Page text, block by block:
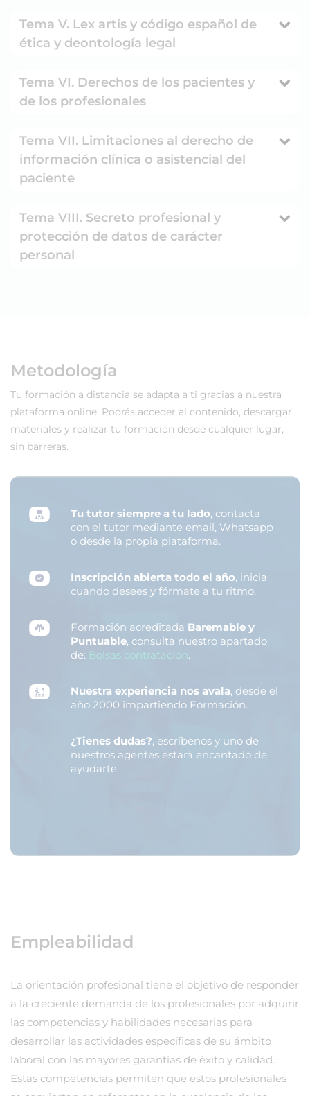
Tema V. Lex artis y código español de
ética y deontología legal
Tema VI. Derechos de los pacientes y
de los profesionales
Tema VII. Limitaciones al derecho de
información clínica o asistencial del
paciente
Tema VIII. Secreto profesional y
protección de datos de carácter
personal
Metodología
Tu formación a distancia se adapta a ti gracias a nuestra
plataforma online. Podrás acceder al contenido, descargar
materiales y realizar tu formación desde cualquier lugar,
sin barreras.
Tu tutor siempre a tu lado, contacta
con el tutor mediante email, Whatsapp
o desde la propia plataforma.
Inscripción abierta todo el año, inicia
cuando desees y fórmate a tu ritmo.
Formación acreditada Baremable y
Puntuable, consulta nuestro apartado
de: Bolsas contratación.
Nuestra experiencia nos avala, desde el
año 2000 impartiendo Formación.
¿Tienes dudas?, escríbenos y uno de
nuestros agentes estará encantado de
ayudarte.
Empleabilidad
La orientación profesional tiene el objetivo de responder
a la creciente demanda de los profesionales por adquirir
las competencias y habilidades necesarias para
desarrollar las actividades específicas de su ámbito
laboral con las mayores garantías de éxito y calidad.
Estas competencias permiten que estos profesionales